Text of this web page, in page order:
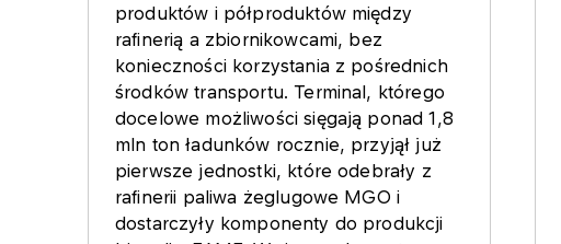
produktów i półproduktów między
rafinerią a zbiornikowcami, bez
konieczności korzystania z pośrednich
środków transportu. Terminal, którego
docelowe możliwości sięgają ponad 1,8
mln ton ładunków rocznie, przyjął już
pierwsze jednostki, które odebrały z
rafinerii paliwa żeglugowe MGO i
dostarczyły komponenty do produkcji